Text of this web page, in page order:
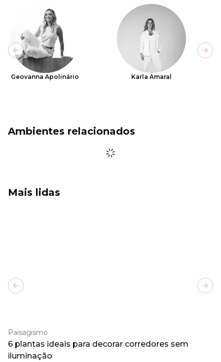
Geovanna Apolinário Karla Amaral
Previous slide
Ambientes relacionados
Mais lidas
Paisagismo
6 plantas ideais para decorar corredores sem
iluminação
Previous slide